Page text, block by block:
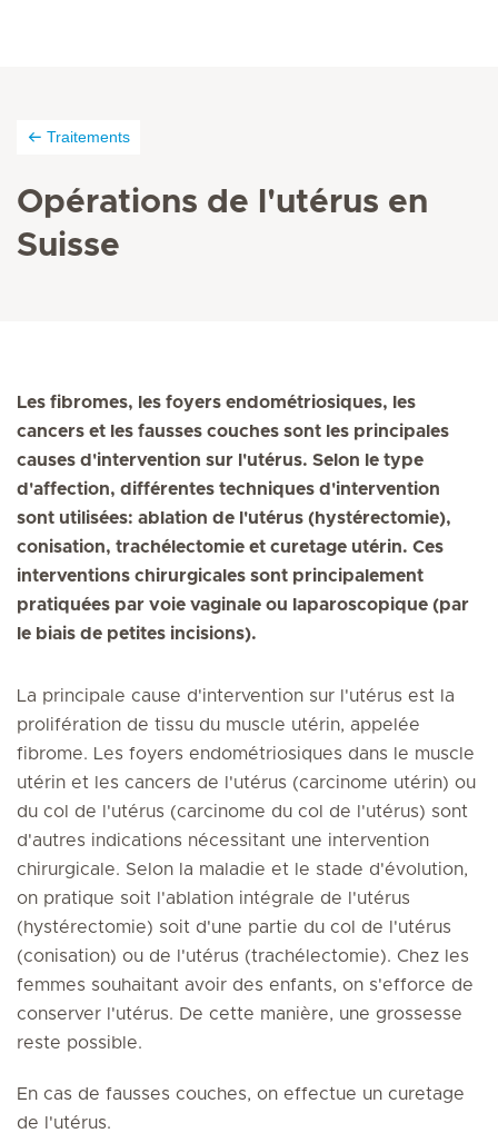
Traitements
Opérations de l'utérus en
Suisse
Les fibromes, les foyers endométriosiques, les
cancers et les fausses couches sont les principales
causes d'intervention sur l'utérus. Selon le type
d'affection, différentes techniques d'intervention
sont utilisées: ablation de l'utérus (hystérectomie),
conisation, trachélectomie et curetage utérin. Ces
interventions chirurgicales sont principalement
pratiquées par voie vaginale ou laparoscopique (par
le biais de petites incisions).
La principale cause d'intervention sur l'utérus est la
prolifération de tissu du muscle utérin, appelée
fibrome. Les foyers endométriosiques dans le muscle
utérin et les cancers de l'utérus (carcinome utérin) ou
du col de l'utérus (carcinome du col de l'utérus) sont
d'autres indications nécessitant une intervention
chirurgicale. Selon la maladie et le stade d'évolution,
on pratique soit l'ablation intégrale de l'utérus
(hystérectomie) soit d'une partie du col de l'utérus
(conisation) ou de l'utérus (trachélectomie). Chez les
femmes souhaitant avoir des enfants, on s'efforce de
conserver l'utérus. De cette manière, une grossesse
reste possible.
En cas de fausses couches, on effectue un curetage
de l'utérus.